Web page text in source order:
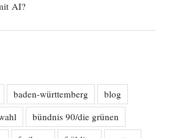
AI?
baden-württemberg
blog
bündnis 90/die grünen